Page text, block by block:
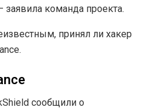
заявила команда проекта.
принял ли хакер
сообщили о